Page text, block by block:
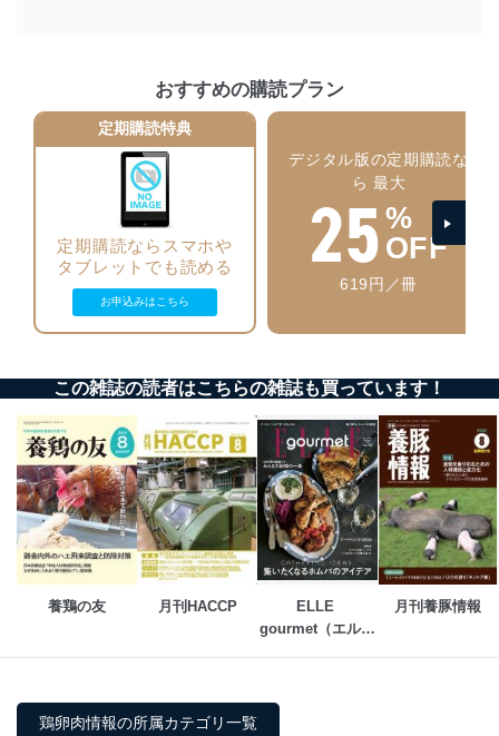
に、下記セキュリティ対策をはじめとする安全対策を実
施し、個人情報の漏えい、滅失またはき損の防止及び是
正に努めます。
アクセス制御
個人データを取り扱うことのできる機器及び当該
機器を取り扱う従業者を明確化し、 個人データへ
の不要なアクセスを防止しています。
アクセス者の識別と認証
機器に標準装備されているユーザー制御機能（ユ
者を識別・認証しています。
外部からの不正アクセス等の防止
個人データを取り扱う機器等のオペレーティング
システムを最新の状態に保持しています。
個人データを取り扱う機器等にセキュリティ対策
ソフトウェア等を導入し、自動更新 機能等の活用
により、これを最新状態としています。
情報システムの使用に伴う漏洩等の防止
メール等により個人データの含まれるファイルを
送信する場合に、当該ファイルへのパスワードを
当社は、内部監査及びマネジメントレビューの機会を通
おすすめの購読プラン
定期購読特典
定期購読ならスマホや
タブレットでも読める
お申込みはこちら
デジタル版の定期購読な
ら 最大
25 %
OFF
619円／冊
この雑誌の読者はこちらの雑誌も買っています！
養鶏の友 月刊HACCP
ELLE
gourmet（エル・
月刊養豚情報
鶏卵肉情報の所属カテゴリ一覧